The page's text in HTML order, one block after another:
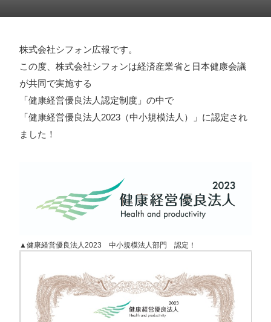
お知らせ
#28卒 #2D・3Dデザイナー #M2 #M2神甲天翔
#あいさつ #アンケート #お知らせ #お祝い
シフォンの創業 #シフォンの想い #シフォンめし #シフ
ォン国勢調査 #ソーシャルゲーム・ソシャゲ #チケットレ
ストラン #デザイナー #プランナー #プログラマー
ログラム愛 #ゆるめの日常 #中途採用 #事業内容
株式会社シフォン広報です。
この度、株式会社シフォンは経済産業省と日本健康会議
が共同で実施する
「健康経営優良法人認定制度」の中で
「健康経営優良法人2023（中小規模法人）」に認定され
ました！
▲健康経営優良法人2023 中小規模法人部門 認定！